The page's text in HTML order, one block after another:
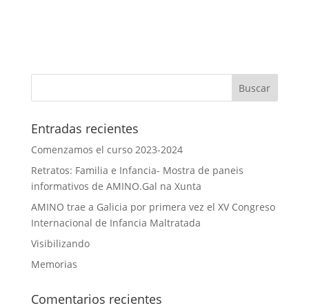
Entradas recientes
Comenzamos el curso 2023-2024
Retratos: Familia e Infancia- Mostra de paneis
informativos de AMINO.Gal na Xunta
AMINO trae a Galicia por primera vez el XV Congreso
Internacional de Infancia Maltratada
Visibilizando
Memorias
Comentarios recientes